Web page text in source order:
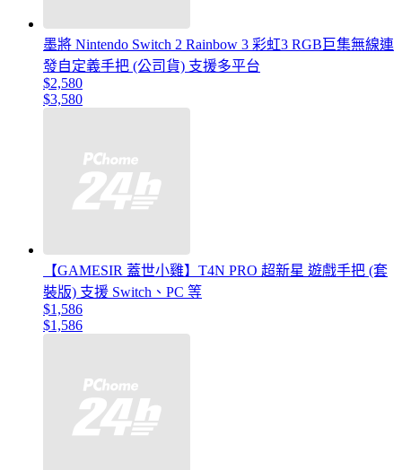
墨將 Nintendo Switch 2 Rainbow 3 彩虹3 RGB巨集無線連
發自定義手把 (公司貨) 支援多平台
$2,580
$3,580
【GAMESIR 蓋世小雞】T4N PRO 超新星 遊戲手把 (套
裝版) 支援 Switch、PC 等
$1,586
$1,586